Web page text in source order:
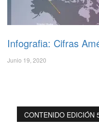
Infografia: Cifras
Junio 19, 2020
CONTENIDO EDICIÓN